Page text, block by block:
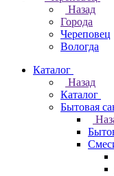
Назад
Города
Череповец
Вологда
Каталог
Назад
Каталог
Бытовая